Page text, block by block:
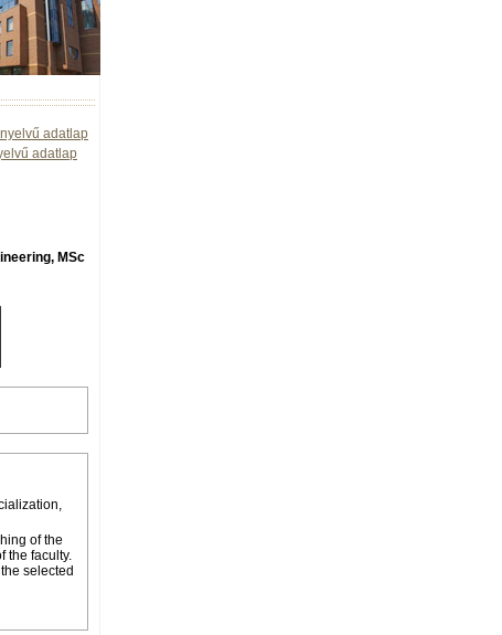
adatlap
adatlap
MSc
of the
the faculty.
selected